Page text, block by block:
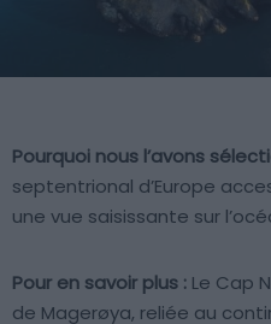
Pourquoi nous l’avons
septentrional d’Europe
une vue saisissante sur
Pour en savoir plus : Le Cap
de Magerøya, reliée au